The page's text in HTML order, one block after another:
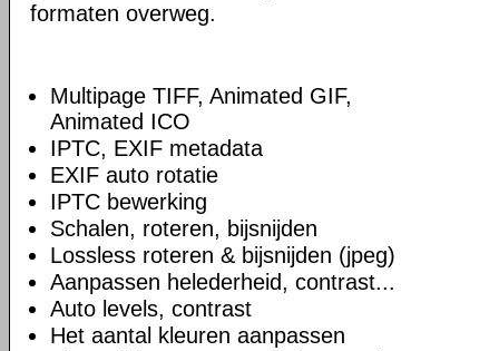
formaten overweg.
Multipage TIFF, Animated GIF,
Animated ICO
IPTC, EXIF metadata
EXIF auto rotatie
IPTC bewerking
Schalen, roteren, bijsnijden
Lossless roteren & bijsnijden (jpeg)
Aanpassen helederheid, contrast...
Auto levels, contrast
Het aantal kleuren aanpassen